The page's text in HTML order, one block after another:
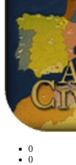
0
0